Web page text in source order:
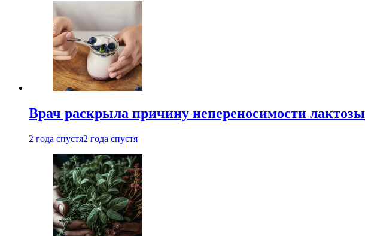
Врач раскрыла причину непереносимости лактозы
2 года спустя2 года спустя